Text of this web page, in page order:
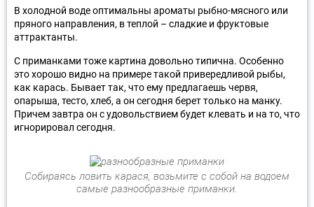
В холодной воде оптимальны ароматы рыбно-мясного или
пряного направления, в теплой – сладкие и фруктовые
аттрактанты.
С приманками тоже картина довольно типична. Особенно
это хорошо видно на примере такой привередливой рыбы,
как карась. Бывает так, что ему предлагаешь червя,
опарыша, тесто, хлеб, а он сегодня берет только на манку.
Причем завтра он с удовольствием будет клевать и на то, что
игнорировал сегодня.
Собираясь ловить карася, возьмите с собой на водоем
самые разнообразные приманки.